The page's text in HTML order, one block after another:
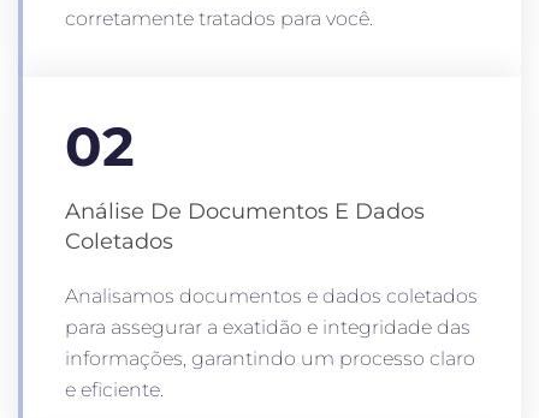
corretamente tratados para você.
02
Análise De Documentos E Dados
Coletados
Analisamos documentos e dados coletados
para assegurar a exatidão e integridade das
informações, garantindo um processo claro
e eficiente.